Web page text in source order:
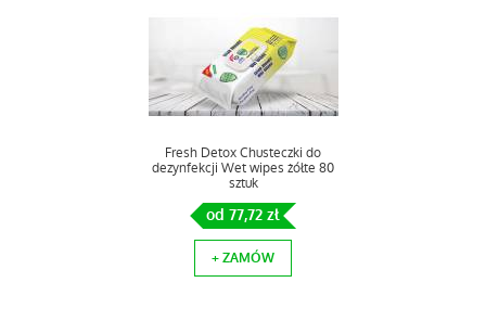
Fresh Detox Chusteczki do
dezynfekcji Wet wipes żółte 80
sztuk
od 77,72 zł
+ ZAMÓW